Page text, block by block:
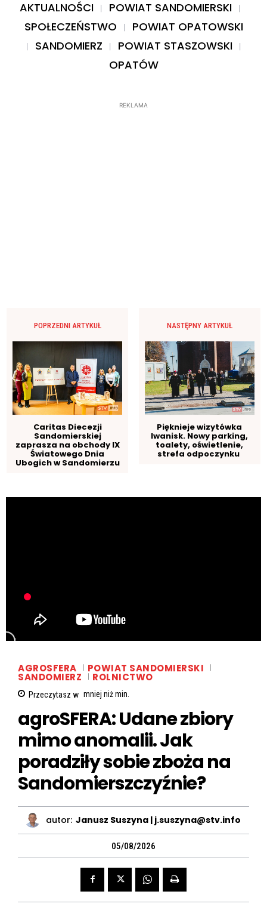
AKTUALNOŚCI
POWIAT SANDOMIERSKI
SPOŁECZEŃSTWO
POWIAT OPATOWSKI
SANDOMIERZ
POWIAT STASZOWSKI
OPATÓW
REKLAMA
POPRZEDNI ARTYKUŁ
Caritas Diecezji
Sandomierskiej
zaprasza na obchody IX
Światowego Dnia
Ubogich w Sandomierzu
NASTĘPNY ARTYKUŁ
Pięknieje wizytówka
Iwanisk. Nowy parking,
toalety, oświetlenie,
strefa odpoczynku